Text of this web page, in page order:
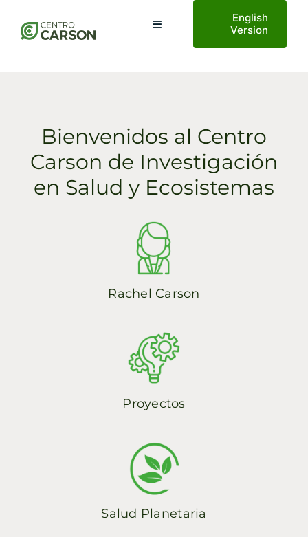
English
Version
Toggle
Navigation
¿Quiénes Somos?
Planetary Health
Bienvenidos al Centro
Carson de Investigación
en Salud y Ecosistemas
Rachel Carson
Proyectos
Salud Planetaria